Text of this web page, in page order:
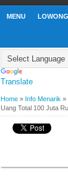
MENU
Translate
Home » Info Menarik »
Uang Total 100 Juta
BYWEBBUDI.COM
Kontes Foto